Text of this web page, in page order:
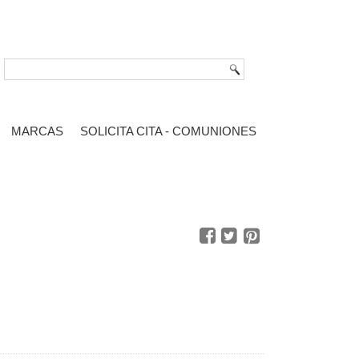
MARCAS SOLICITA CITA - COMUNIONES